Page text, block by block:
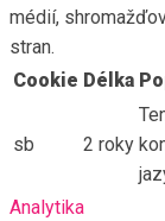
médií,
stran.
Cookie Délka
sb 2 roky
Analytika